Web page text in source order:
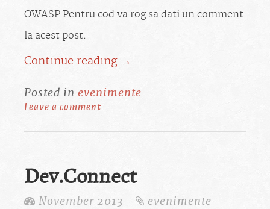
OWASP Pentru cod va rog sa dati un comment
la acest post.
Continue reading →
Posted in evenimente
Leave a comment
Dev.Connect
November 2013 evenimente